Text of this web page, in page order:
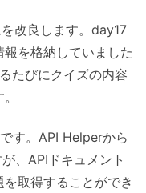
改良します。day17
を格納していました
たびにクイズの内容
です。API Helperから
、APIドキュメント
取得することができ